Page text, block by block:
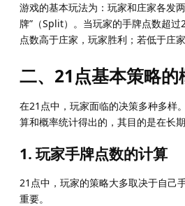
游戏的基本玩法为：玩家和庄家各发
牌”（Split）。当玩家的手牌点数超
点数高于庄家，玩家胜利；若低于庄
二、21点基本策略的
在21点中，玩家面临的决策多种多样
算和概率统计得出的，其目的是在长
1. 玩家手牌点数的计算
21点中，玩家的策略大多取决于自己
重要。